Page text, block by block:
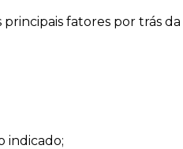
fatores por trás
indicado;